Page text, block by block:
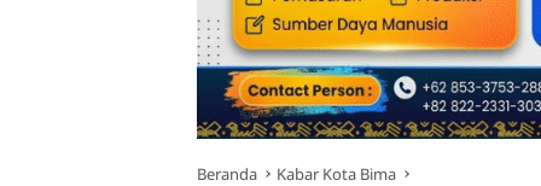
Beranda Kabar Kota Bima